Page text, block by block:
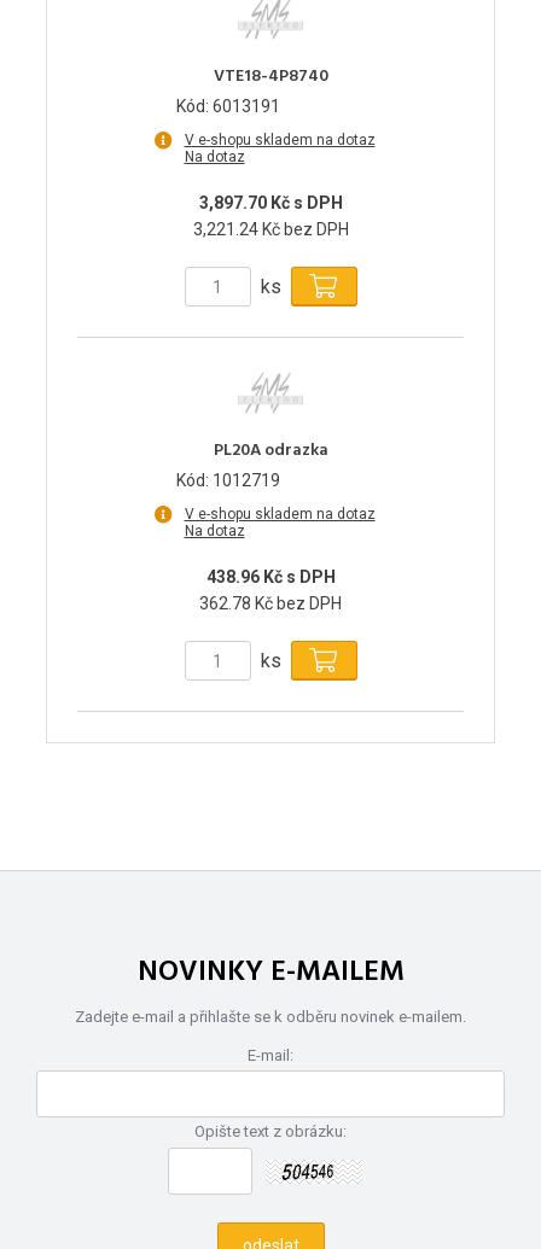
VTE18-4P8740
Kód: 6013191
V e-shopu skladem na dotaz
Na dotaz
3,897.70 Kč s DPH
3,221.24 Kč bez DPH
ks
PL20A odrazka
Kód: 1012719
V e-shopu skladem na dotaz
Na dotaz
438.96 Kč s DPH
362.78 Kč bez DPH
ks
NOVINKY E-MAILEM
Zadejte e-mail a přihlašte se k odběru novinek e-mailem.
E-mail:
Opište text z obrázku: